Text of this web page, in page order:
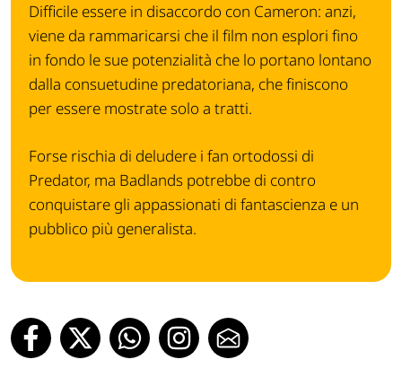
Difficile essere in disaccordo con Cameron: anzi,
viene da rammaricarsi che il film non esplori fino
in fondo le sue potenzialità che lo portano lontano
dalla consuetudine predatoriana, che finiscono
per essere mostrate solo a tratti.
Forse rischia di deludere i fan ortodossi di
Predator, ma Badlands potrebbe di contro
conquistare gli appassionati di fantascienza e un
pubblico più generalista.